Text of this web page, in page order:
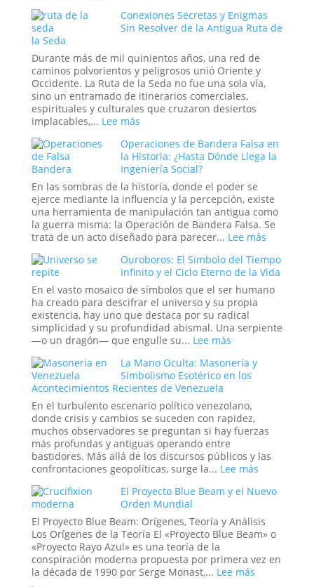
la
Realidad
Arca
la
Alianza
una
Batería
Antigua?
La
Eléctrica
del
Relato
Bíblico
Conexiones Secretas y Enigmas
Sin Resolver de la Antigua Ruta de
la Seda
Durante más de mil quinientos años, una red de
caminos polvorientos y peligrosos unió Oriente y
Occidente. La Ruta de la Seda no fue una sola vía,
sino un entramado de itinerarios comerciales,
espirituales y culturales que cruzaron desiertos
implacables,... Lee más:
Secretas
y
Enigmas
Sin
Resolver
de
la
Antigua
Ruta
de
la
Seda
Operaciones de Bandera Falsa en
la Historia: ¿Hasta Dónde Llega la
Ingeniería Social?
En las sombras de la historia, donde el poder se
ejerce mediante la influencia y la percepción, existe
una herramienta de manipulación tan antigua como
la guerra misma: la Operación de Bandera Falsa. Se
trata de un acto diseñado para parecer... Lee más:
de
Bandera
Falsa
Historia:
Ouroboros: El Símbolo del Tiempo
Infinito y el Ciclo Eterno de la Vida
En el vasto mosaico de símbolos que el ser humano
ha creado para descifrar el universo y su propia
existencia, hay uno que destaca por su radical
simplicidad y su profundidad abismal. Una serpiente
—o un dragón— que engulle su... Lee más:
El
Símbolo
Tiempo
Infinito
y
Ciclo
Eterno
la
La Mano Oculta: Masonería y
Simbolismo Esotérico en los
Acontecimientos Recientes de Venezuela
En el turbulento escenario político venezolano,
donde crisis y cambios se suceden con rapidez,
muchos observadores se preguntan si hay fuerzas
más profundas y antiguas operando entre
bastidores. Más allá de los discursos públicos y las
confrontaciones geopolíticas, surge la... Lee más:
Mano
Masonería
y
Esotérico
El Proyecto Blue Beam y el Nuevo
Orden Mundial
El Proyecto Blue Beam: Orígenes, Teoría y Análisis
Los Orígenes de la Teoría El «Proyecto Blue Beam» o
«Proyecto Rayo Azul» es una teoría de la
conspiración moderna propuesta por primera vez en
la década de 1990 por Serge Monast,... Lee más: